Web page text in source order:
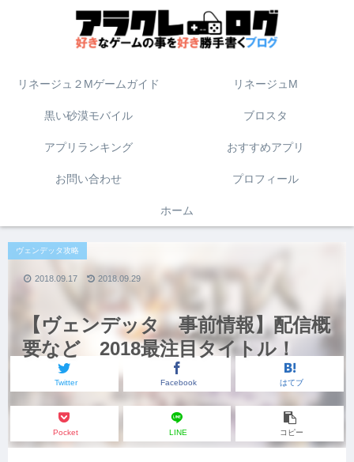
リネージュ２Mゲームガイド リネージュM
黒い砂漠モバイル ブロスタ
アプリランキング おすすめアプリ
お問い合わせ プロフィール
ホーム
【ヴェンデッタ 事前情報】配信概
要など 2018最注目タイトル！
ヴェンデッタ攻略
Twitter Facebook はてブ
Pocket LINE コピー
2018.09.29
2018.09.17